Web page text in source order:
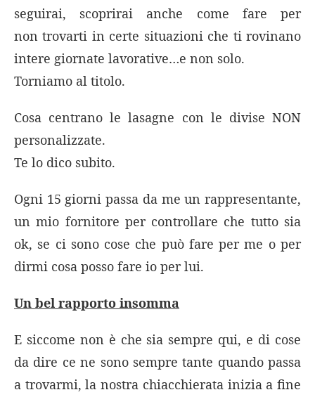
seguirai, scoprirai anche come fare per
non trovarti in certe situazioni che ti rovinano
intere giornate lavorative…e non solo.
Torniamo al titolo.
Cosa centrano le lasagne con le divise NON
personalizzate.
Te lo dico subito.
Ogni 15 giorni passa da me un rappresentante,
un mio fornitore per controllare che tutto sia
ok, se ci sono cose che può fare per me o per
dirmi cosa posso fare io per lui.
Un bel rapporto insomma
E siccome non è che sia sempre qui, e di cose
da dire ce ne sono sempre tante quando passa
a trovarmi, la nostra chiacchierata inizia a fine